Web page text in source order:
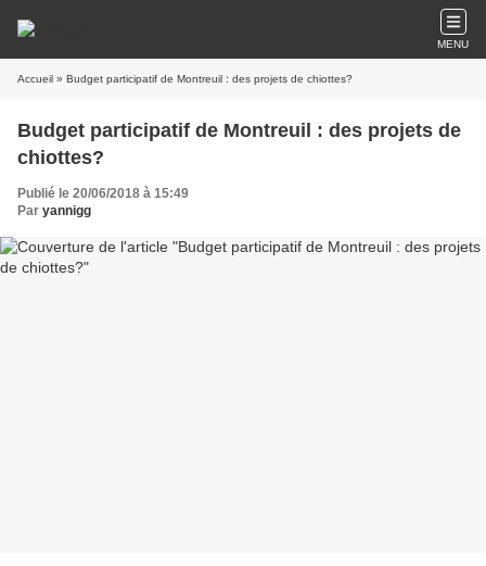
MENU
Accueil » Budget participatif de Montreuil : des projets de chiottes?
Budget participatif de Montreuil : des projets de
chiottes?
Publié le 20/06/2018 à 15:49
Par yannigg